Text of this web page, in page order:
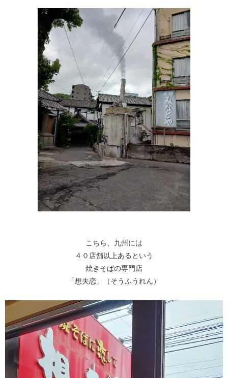
こちら、九州には
４０店舗以上あるという
焼きそばの専門店
「想夫恋」（そうふうれん）